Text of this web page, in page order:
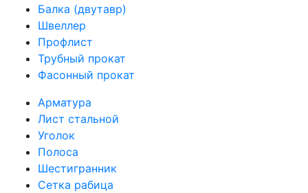
Балка (двутавр)
Швеллер
Профлист
Трубный прокат
Фасонный прокат
Арматура
Лист стальной
Уголок
Полоса
Шестигранник
Сетка рабица